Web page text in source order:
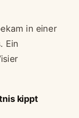
in einer
Ein
kippt